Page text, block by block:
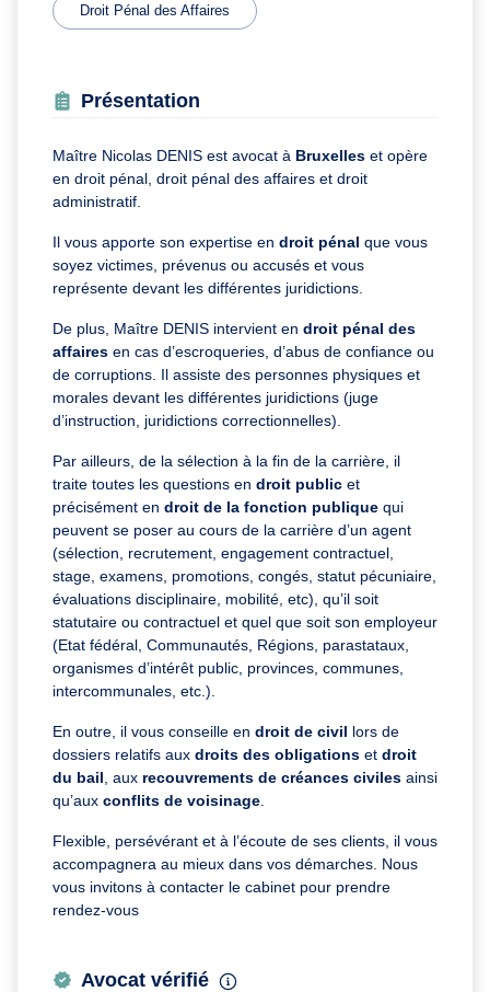
Droit Pénal des Affaires
Présentation
Maître Nicolas DENIS est avocat à Bruxelles et opère
en droit pénal, droit pénal des affaires et droit
administratif.
Il vous apporte son expertise en droit pénal que vous
soyez victimes, prévenus ou accusés et vous
représente devant les différentes juridictions.
De plus, Maître DENIS intervient en droit pénal des
affaires en cas d’escroqueries, d’abus de confiance ou
de corruptions. Il assiste des personnes physiques et
morales devant les différentes juridictions (juge
d’instruction, juridictions correctionnelles).
Par ailleurs, de la sélection à la fin de la carrière, il
traite toutes les questions en droit public et
précisément en droit de la fonction publique qui
peuvent se poser au cours de la carrière d’un agent
(sélection, recrutement, engagement contractuel,
stage, examens, promotions, congés, statut pécuniaire,
évaluations disciplinaire, mobilité, etc), qu’il soit
statutaire ou contractuel et quel que soit son employeur
(Etat fédéral, Communautés, Régions, parastataux,
organismes d’intérêt public, provinces, communes,
intercommunales, etc.).
En outre, il vous conseille en droit de civil lors de
dossiers relatifs aux droits des obligations et droit
du bail , aux recouvrements de créances civiles ainsi
qu’aux conflits de voisinage
Flexible, persévérant et à l’écoute de ses clients, il vous
accompagnera au mieux dans vos démarches. Nous
vous invitons à contacter le cabinet pour prendre
rendez-vous
Avocat vérifié